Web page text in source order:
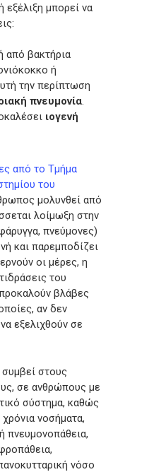
εξέλιξη μπορεί να
από βακτήρια
ή
την περίπτωση
πνευμονία.
ιογενή
από το Τμήμα
του
μολυνθεί από
λοίμωξη στην
πνεύμονες)
και παρεμποδίζει
οι μέρες, η
του
βλάβες
αν δεν
εξελιχθούν σε
συμβεί στους
σε ανθρώπους με
σύστημα, καθώς
νοσήματα,
πνευμονοπάθεια,
νόσο